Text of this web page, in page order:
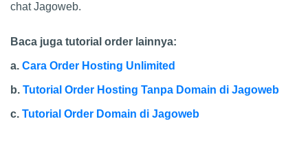
chat Jagoweb.
Baca juga tutorial order lainnya:
a. Cara Order Hosting Unlimited
b. Tutorial Order Hosting Tanpa Domain di Jagoweb
c. Tutorial Order Domain di Jagoweb